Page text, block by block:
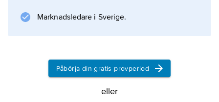
Marknadsledare i Sverige.
Påbörja din gratis provperiod
eller